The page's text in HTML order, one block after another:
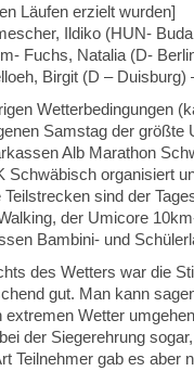
Läufen erzielt wurden]
Ildiko (HUN-
Fuchs, Natalia (D-
Birgit (D – Duisburg)
Wetterbedingungen
Samstag der größte
Alb Marathon
Schwäbisch organisiert
Teilstrecken sind der
der Umicore
Bambini- und
des Wetters war die
gut. Man kann
extremen Wetter
der Siegerehrung
Teilnehmer gab es aber